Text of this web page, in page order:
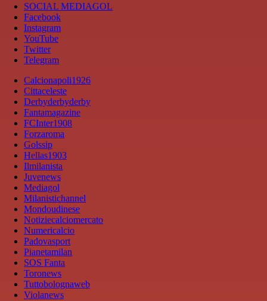
SOCIAL MEDIAGOL
Facebook
Instagram
YouTube
Twitter
Telegram
Calcionapoli1926
Cittaceleste
Derbyderbyderby
Fantamagazine
FCInter1908
Forzaroma
Golssip
Hellas1903
Ilmilanista
Juvenews
Mediagol
Milanistichannel
Mondoudinese
Notiziecalciomercato
Numericalcio
Padovasport
Pianetamilan
SOS Fanta
Toronews
Tuttobolognaweb
Violanews